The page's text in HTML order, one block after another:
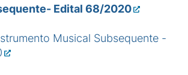
Edital 68/2020
Musical Subsequente -